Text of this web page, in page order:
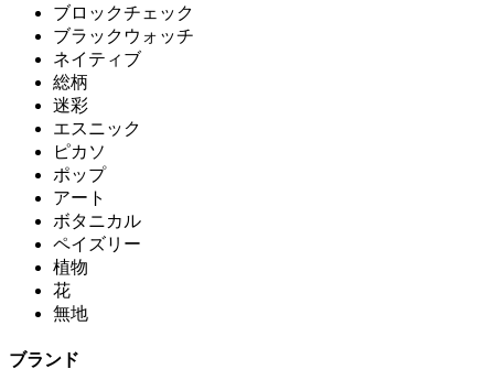
ブロックチェック
ブラックウォッチ
ネイティブ
総柄
迷彩
エスニック
ピカソ
ポップ
アート
ボタニカル
ペイズリー
植物
花
無地
ブランド